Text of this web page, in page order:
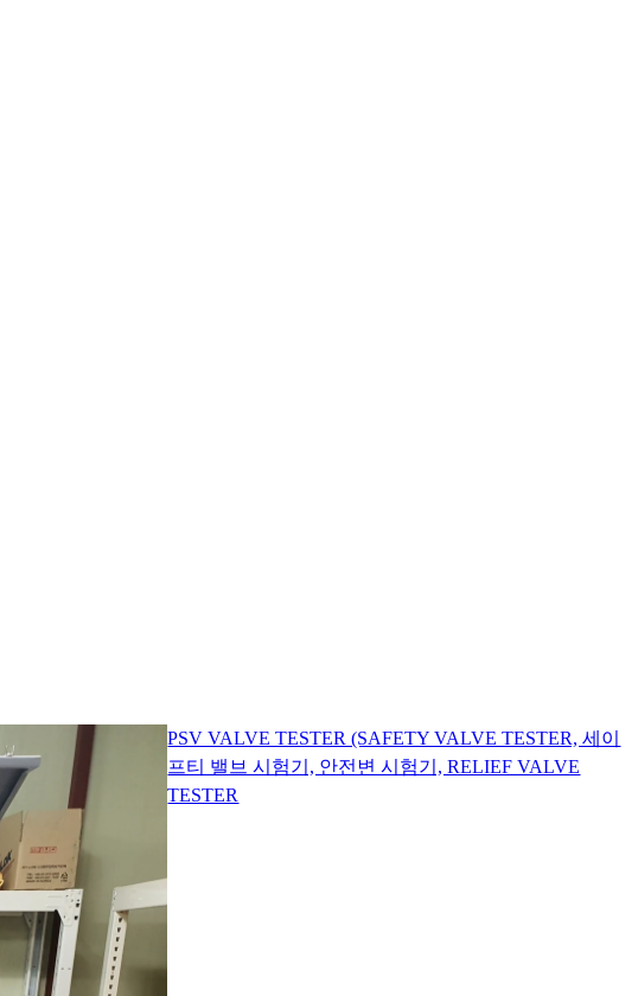
PSV VALVE TESTER (SAFETY VALVE TESTER, 세이
프티 밸브 시험기, 안전변 시험기, RELIEF VALVE
TESTER